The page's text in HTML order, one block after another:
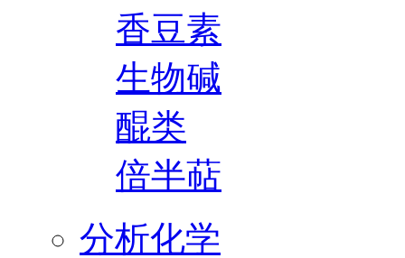
香豆素
生物碱
醌类
倍半萜
分析化学